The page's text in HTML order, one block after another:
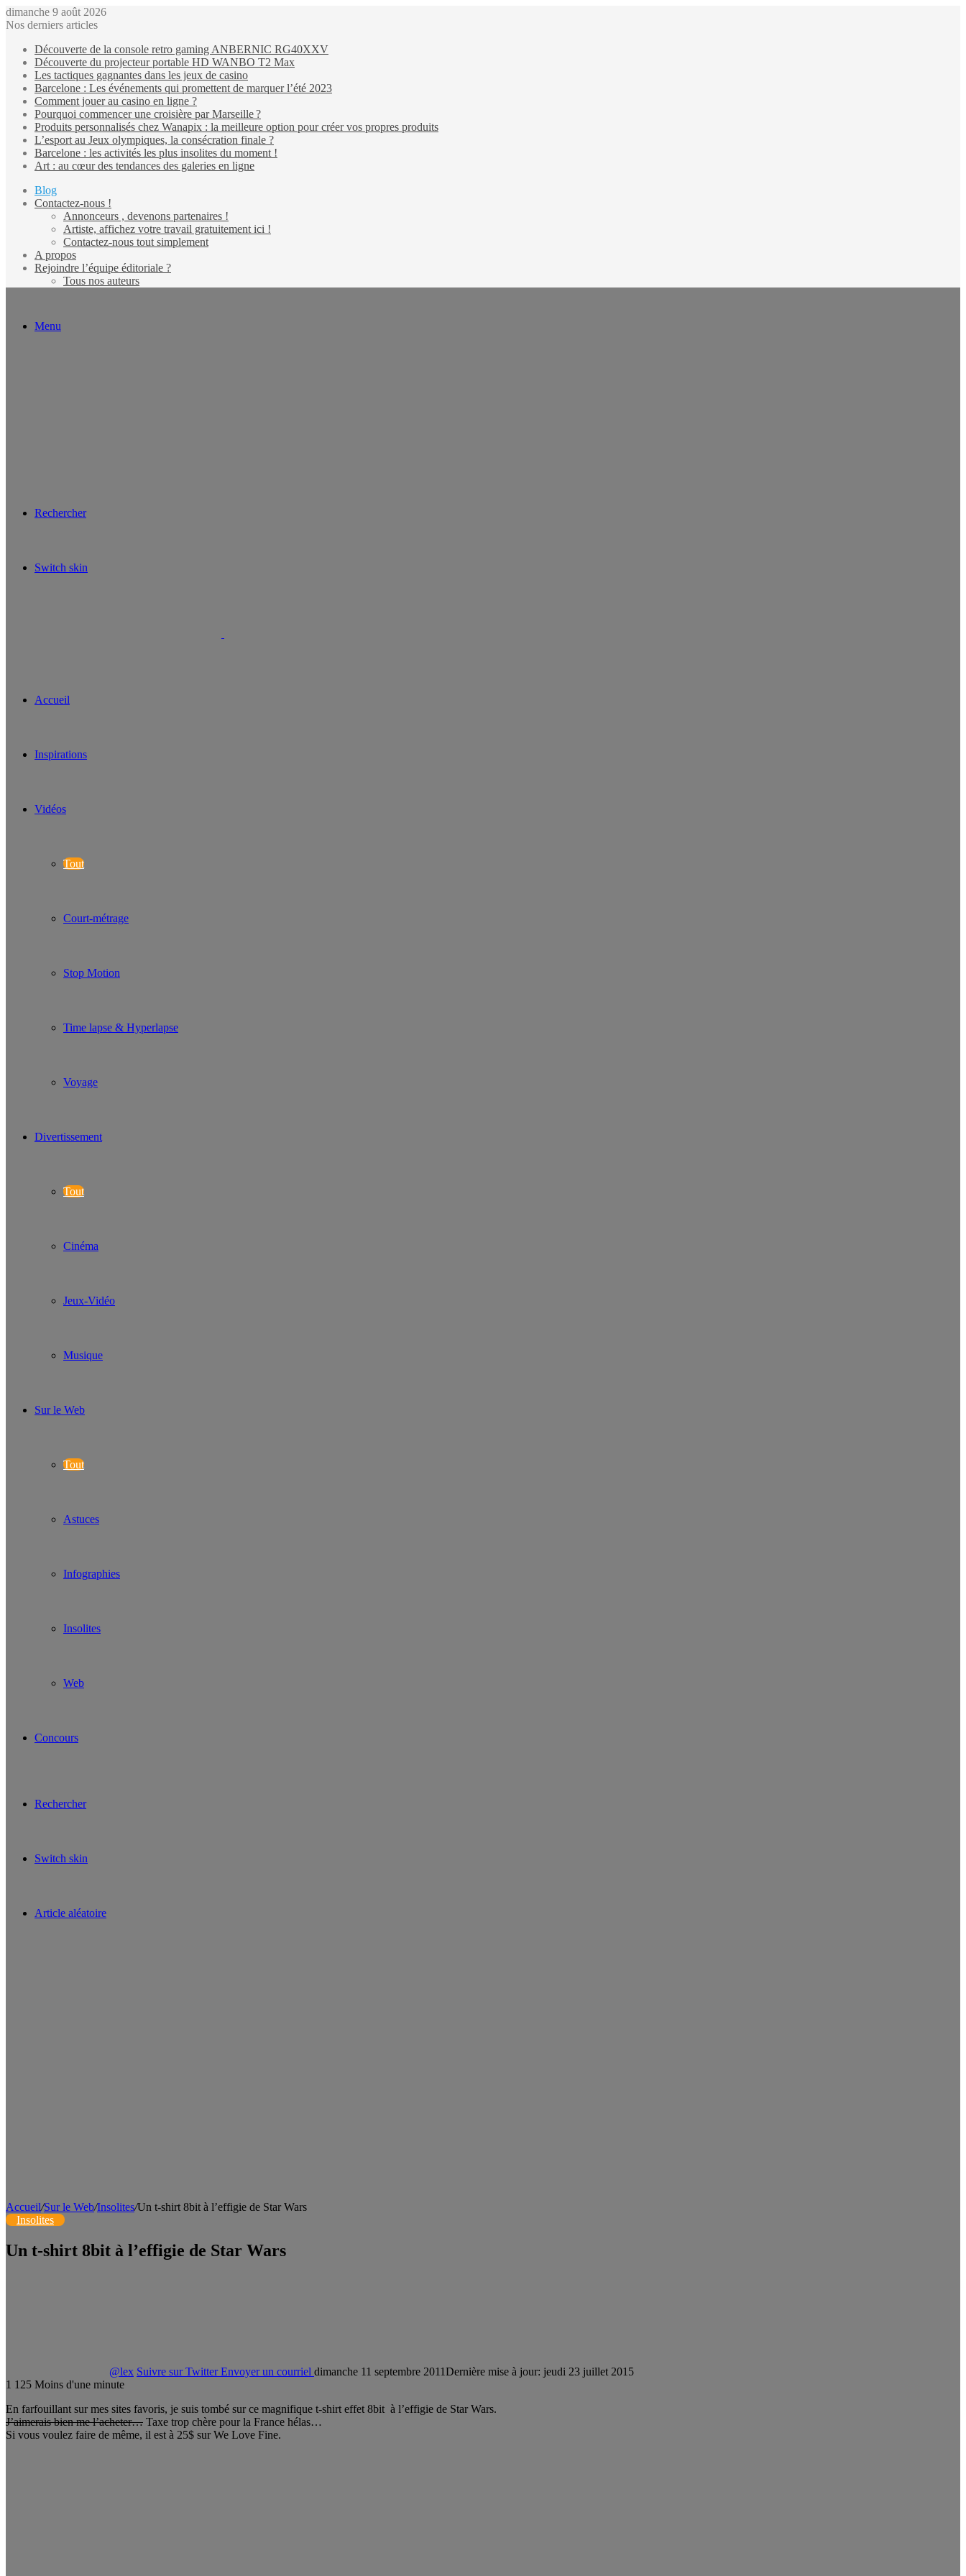
dimanche 9 août 2026
Nos derniers articles
Découverte de la console retro gaming ANBERNIC RG40XXV
Découverte du projecteur portable HD WANBO T2 Max
Les tactiques gagnantes dans les jeux de casino
Barcelone : Les événements qui promettent de marquer l’été 2023
Comment jouer au casino en ligne ?
Pourquoi commencer une croisière par Marseille ?
Produits personnalisés chez Wanapix : la meilleure option pour créer vos propres produits
L’esport au Jeux olympiques, la consécration finale ?
Barcelone : les activités les plus insolites du moment !
Art : au cœur des tendances des galeries en ligne
Blog
Contactez-nous !
Annonceurs , devenons partenaires !
Artiste, affichez votre travail gratuitement ici !
Contactez-nous tout simplement
A propos
Rejoindre l’équipe éditoriale ?
Tous nos auteurs
Menu
Rechercher
Switch skin
Accueil
Inspirations
Vidéos
Tout
Court-métrage
Stop Motion
Time lapse & Hyperlapse
Voyage
Divertissement
Tout
Cinéma
Jeux-Vidéo
Musique
Sur le Web
Tout
Astuces
Infographies
Insolites
Web
Concours
Rechercher
Switch skin
Article aléatoire
Accueil/Sur le Web/Insolites/Un t-shirt 8bit à l’effigie de Star Wars
Insolites
Un t-shirt 8bit à l’effigie de Star Wars
@lex Suivre sur Twitter Envoyer un courriel dimanche 11 septembre 2011Dernière mise à jour: jeudi 23 juillet 2015
1 125 Moins d'une minute
En farfouillant sur mes sites favoris, je suis tombé sur ce magnifique t-shirt effet 8bit à l’effigie de Star Wars.
J’aimerais bien me l’acheter… Taxe trop chère pour la France hélas…
Si vous voulez faire de même, il est à 25$ sur We Love Fine.